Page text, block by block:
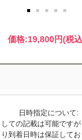
価格:19,800円(税
日時指定について:
ての記載は可能です
到着日時は保証して